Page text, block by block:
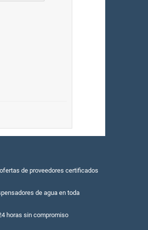
de proveedores certificados
de agua en toda
horas sin compromiso